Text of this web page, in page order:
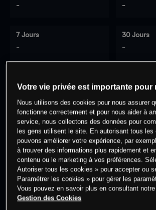
- -
7 Jours
-
30 Jours
-
0% des clients ont une
cet actif
Commencez à trader
Les prix sont indicatifs.
Votre vie privée est importante pour
Nous utilisons des cookies pour nous assurer
fonctionne correctement et pour nous aider à
service, nous collectons des données pour
les gens utilisent le site. En autorisant tous les
pouvons améliorer votre expérience, par
à trouver des informations plus rapidement et
contenu ou le marketing à vos préférences.
Autoriser tous les cookies » pour accepter ou
Paramétrer les cookies » pour gérer les
Vous pouvez en savoir plus en consultant notre
Gestion des Cookies